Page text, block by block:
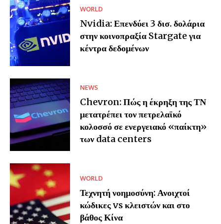
WORLD
Nvidia: Επενδύει 3 δισ. δολάρια
στην κοινοπραξία Stargate για
κέντρα δεδομένων
NEWS
Chevron: Πώς η έκρηξη της ΤΝ
μετατρέπει τον πετρελαϊκό
κολοσσό σε ενεργειακό «παίκτη»
των data centers
WORLD
Τεχνητή νοημοσύνη: Ανοιχτοί
κώδικες vs κλειστών και στο
βάθος Κίνα